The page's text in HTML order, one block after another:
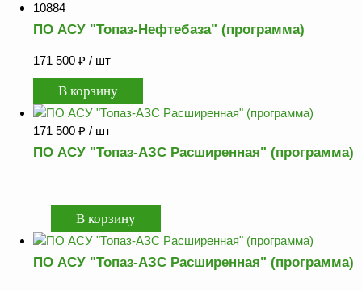
10884
ПО АСУ "Топаз-Нефтебаза" (программа)
171 500 ₽ / шт
171 500 ₽ / шт
ПО АСУ "Топаз-АЗС Расширенная" (программа)
ПО АСУ "Топаз-АЗС Расширенная" (программа)